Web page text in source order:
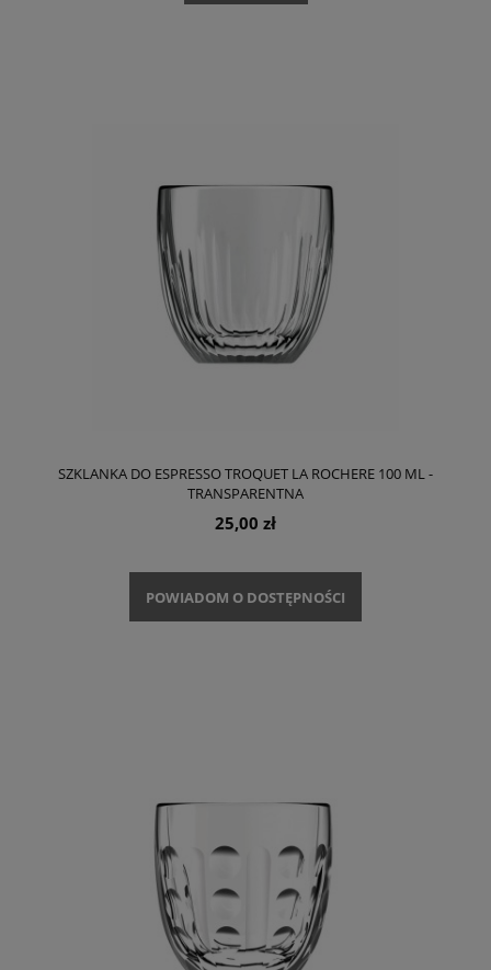
SZKLANKA DO ESPRESSO TROQUET LA ROCHERE 100 ML -
TRANSPARENTNA
25,00 zł
POWIADOM O DOSTĘPNOŚCI